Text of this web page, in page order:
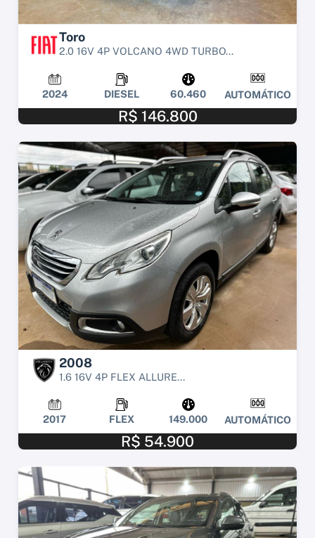
Toro
2.0 16V 4P VOLCANO 4WD TURBO...
2024 DIESEL 60.460 AUTOMÁTICO
R$ 146.800
2008
1.6 16V 4P FLEX ALLURE...
2017 FLEX 149.000 AUTOMÁTICO
R$ 54.900